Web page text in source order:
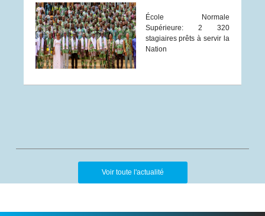
École Normale
Supérieure: 2 320
stagiaires prêts à servir la
Nation
Voir toute l'actualité